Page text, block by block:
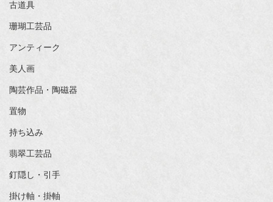
古道具
珊瑚工芸品
アンティーク
美人画
陶芸作品・陶磁器
置物
持ち込み
翡翠工芸品
釘隠し・引手
掛け軸・掛軸